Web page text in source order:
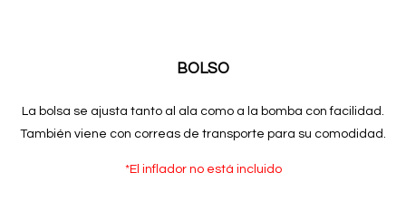
BOLSO
La bolsa se ajusta tanto al ala como a la bomba con facilidad.
También viene con correas de transporte para su comodidad.
*El inflador no está incluido